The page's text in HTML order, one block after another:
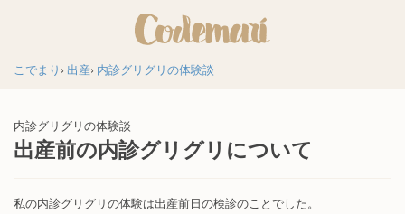
こでまり 出産 内診グリグリの体験談
内診グリグリの体験談
出産前の内診グリグリについて
私の内診グリグリの体験は出産前日の検診のことでした。